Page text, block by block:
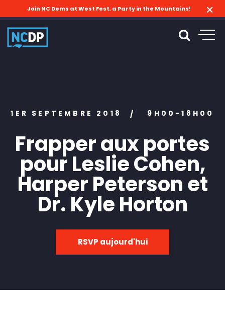
Join NC Dems at West Fest, a Party in the Mountains!
1ER SEPTEMBRE 2018 / 9H00-18H00
Frapper aux portes
pour Leslie Cohen,
Harper Peterson et
Dr. Kyle Horton
RSVP aujourd'hui